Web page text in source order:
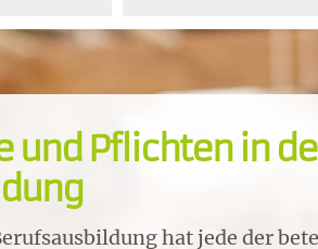
und Pflichten in
hat jede der